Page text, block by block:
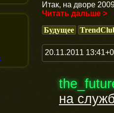
Итак, на дворе
Читать дальше >
Будущее
20.11.2011
на